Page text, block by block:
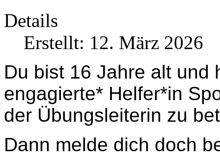
Details
Erstellt: 12. März 2026
Du bist 16 Jahre alt und
engagierte* Helfer*in
der Übungsleiterin zu
Dann melde dich doch